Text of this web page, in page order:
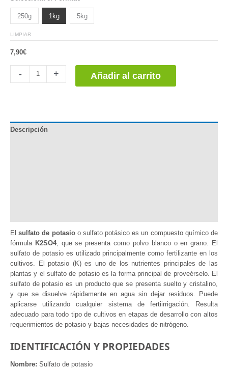
en
puntuaciones
de clientes
250g 1kg 5kg
LIMPIAR
7,90€
- + Añadir al carrito
Descripción
Elsulfato de potasioo sulfato potásico es un compuesto químico de
fórmula K2SO4, que se presenta como polvo blanco o en grano. El
sulfato de potasio es utilizado principalmente como fertilizante en los
cultivos. El potasio (K) es uno de los nutrientes principales de las
plantas y el sulfato de potasio es la forma principal de proveérselo. El
sulfato de potasio es un producto que se presenta suelto y cristalino,
y que se disuelve rápidamente en agua sin dejar residuos. Puede
aplicarse utilizando cualquier sistema de fertiirrigación. Resulta
adecuado para todo tipo de cultivos en etapas de desarrollo con altos
requerimientos de potasio y bajas necesidades de nitrógeno.
IDENTIFICACIÓN Y PROPIEDADES
Nombre: Sulfato de potasio